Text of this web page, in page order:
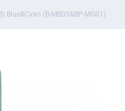
Blue&Cyan (B-MB03&BP-MG01)